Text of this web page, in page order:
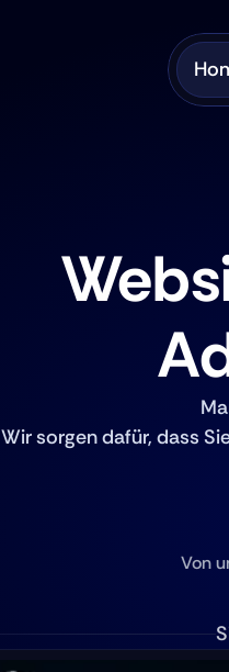
Wir sorgen dafür, dass
Von